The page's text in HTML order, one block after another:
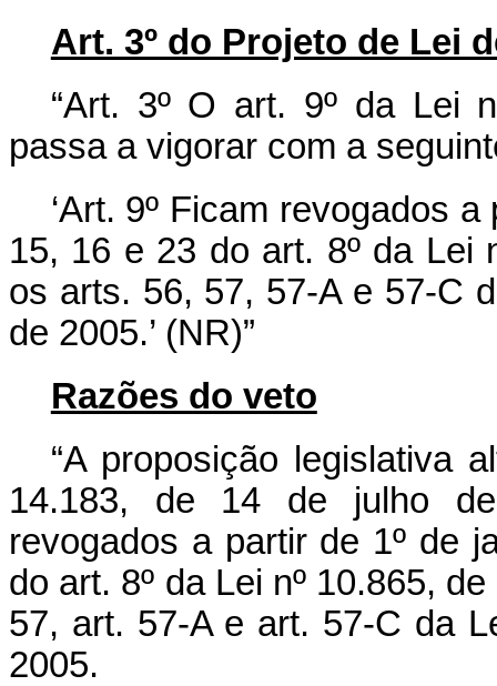
Art. 3º do Projeto de Lei
“Art. 3º O art. 9º da Lei
passa a vigorar com a
‘Art. 9º Ficam revogados
15, 16 e 23 do art. 8º da Lei
os arts. 56, 57, 57-A e 57-C
de 2005.’ (NR)”
Razões do veto
“A proposição legislativa
14.183, de 14 de julho
revogados a partir de 1º de
do art. 8º da Lei nº 10.865,
57, art. 57-A e art. 57-C da
2005.